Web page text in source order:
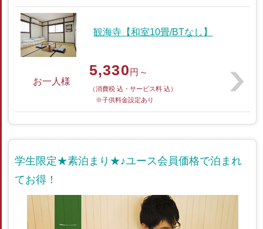
観海寺【和室10畳/BTなし】
お一人様
5,330円～
（消費税 込・サービス料 込）
※子供料金設定あり
学生限定★素泊まり★♪ユース会員価格で泊まれ
てお得！